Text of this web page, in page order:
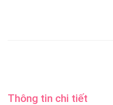
Thông tin chi tiết